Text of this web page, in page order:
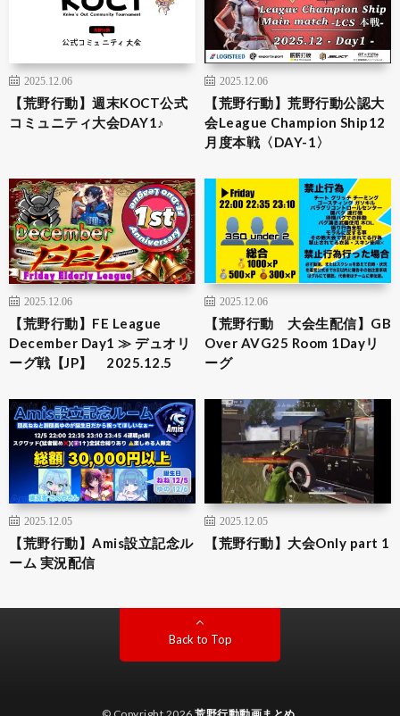
2025.12.06
【荒野行動】週末KOCT公式
コミュニティ大会DAY1♪
2025.12.06
【荒野行動】荒野行動公認大
会League Champion Ship12
月度本戦〈DAY-1〉
2025.12.06
【荒野行動】FE League
December Day1 ≫ デュオリ
ーグ戦【JP】 2025.12.5
2025.12.06
【荒野行動 大会生配信】GB
Over AVG25 Room 1Dayリ
ーグ
2025.12.05
【荒野行動】Amis設立記念ル
ーム 実況配信
2025.12.05
【荒野行動】大会Only part 1
Back to Top